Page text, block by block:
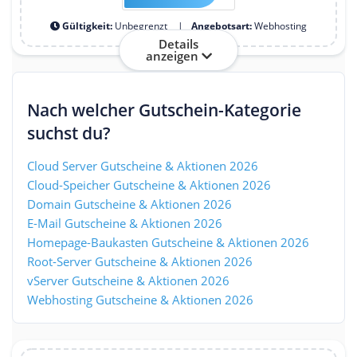
Gültigkeit: Unbegrenzt Angebotsart:Webhosting
Details
anzeigen
Nach welcher Gutschein-Kategorie
suchst du?
Cloud Server Gutscheine & Aktionen 2026
Cloud-Speicher Gutscheine & Aktionen 2026
Domain Gutscheine & Aktionen 2026
E-Mail Gutscheine & Aktionen 2026
Homepage-Baukasten Gutscheine & Aktionen 2026
Root-Server Gutscheine & Aktionen 2026
vServer Gutscheine & Aktionen 2026
Webhosting Gutscheine & Aktionen 2026